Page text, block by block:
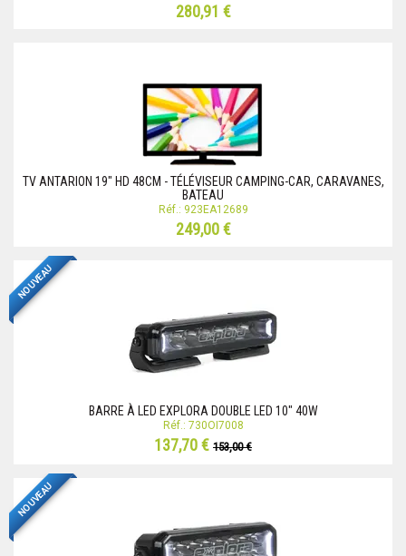
280,91 €
TV ANTARION 19" HD 48CM - TÉLÉVISEUR CAMPING-CAR, CARAVANES,
BATEAU
Réf.: 923EA12689
249,00 €
NOUVEAU
BARRE À LED EXPLORA DOUBLE LED 10" 40W
Réf.: 730OI7008
137,70 € 153,00 €
NOUVEAU